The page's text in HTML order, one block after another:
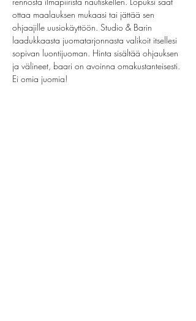
ottaa maalauksen mukaasi tai jättää sen
ohjaajille uusiokäyttöön. Studio & Barin
laadukkaasta juomatarjonnasta valikoit itsellesi
sopivan luontijuoman. Hinta sisältää ohjauksen
ja välineet, baari on avoinna omakustanteisesti.
Ei omia juomia!